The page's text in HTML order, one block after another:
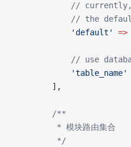
//
// the
            'default'
=>
// use
            'table_name'
        ],
        /**
         * 模块路由集合
         */